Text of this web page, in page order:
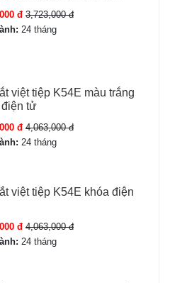
đ 3,723,000 đ
24 tháng
việt tiệp K54E màu trắng
điện tử
đ 4,063,000 đ
24 tháng
việt tiệp K54E khóa điện
đ 4,063,000 đ
24 tháng